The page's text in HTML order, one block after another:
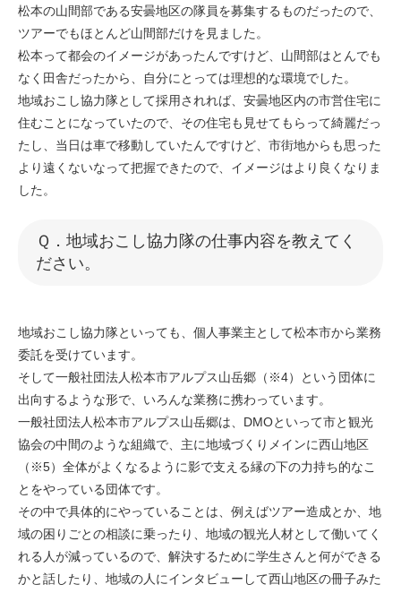
松本の山間部である安曇地区の隊員を募集するものだったので、
ツアーでもほとんど山間部だけを見ました。
松本って都会のイメージがあったんですけど、山間部はとんでも
なく田舎だったから、自分にとっては理想的な環境でした。
地域おこし協力隊として採用されれば、安曇地区内の市営住宅に
住むことになっていたので、その住宅も見せてもらって綺麗だっ
たし、当日は車で移動していたんですけど、市街地からも思った
より遠くないなって把握できたので、イメージはより良くなりま
した。
​Ｑ．地域おこし協力隊の仕事内容を教えてく
ださい。​
地域おこし協力隊といっても、個人事業主として松本市から業務
委託を受けています。
そして一般社団法人松本市アルプス山岳郷（※4）という団体に
出向するような形で、いろんな業務に携わっています。
一般社団法人松本市アルプス山岳郷は、DMOといって市と観光
協会の中間のような組織で、主に地域づくりメインに西山地区
（※5）全体がよくなるように影で支える縁の下の力持ち的なこ
とをやっている団体です。
その中で具体的にやっていることは、例えばツアー造成とか、地
域の困りごとの相談に乗ったり、地域の観光人材として働いてく
れる人が減っているので、解決するために学生さんと何ができる
かと話したり、地域の人にインタビューして西山地区の冊子みた